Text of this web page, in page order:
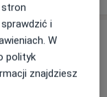
stron
i
W
polityk
znajdziesz